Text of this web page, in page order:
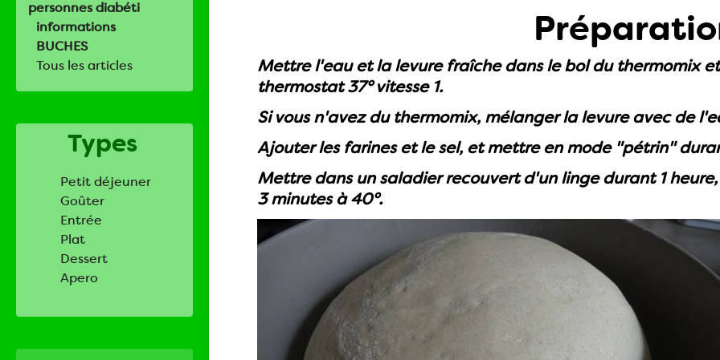
personnes diabéti
informations
BUCHES
Tous les articles
Types
Petit déjeuner
Goûter
Entrée
Plat
Dessert
Apero
Mettre l'eau et la levure fraîche dans le bol du thermomix
thermostat 37° vitesse 1.
Si vous n'avez du thermomix, mélanger la levure avec de
Ajouter les farines et le sel, et mettre en mode "pétrin"
Mettre dans un saladier recouvertd'un linge durant 1
3 minutes à 40°.